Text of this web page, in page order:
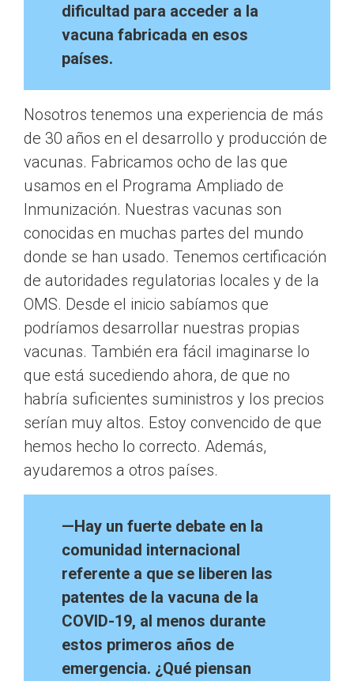
dificultad para acceder a la
vacuna fabricada en esos
países.
Nosotros tenemos una experiencia de más
de 30 años en el desarrollo y producción de
vacunas. Fabricamos ocho de las que
usamos en el Programa Ampliado de
Inmunización. Nuestras vacunas son
conocidas en muchas partes del mundo
donde se han usado. Tenemos certificación
de autoridades regulatorias locales y de la
OMS. Desde el inicio sabíamos que
podríamos desarrollar nuestras propias
vacunas. También era fácil imaginarse lo
que está sucediendo ahora, de que no
habría suficientes suministros y los precios
serían muy altos. Estoy convencido de que
hemos hecho lo correcto. Además,
ayudaremos a otros países.
—Hay un fuerte debate en la
comunidad internacional
referente a que se liberen las
patentes de la vacuna de la
COVID-19, al menos durante
estos primeros años de
emergencia. ¿Qué piensan